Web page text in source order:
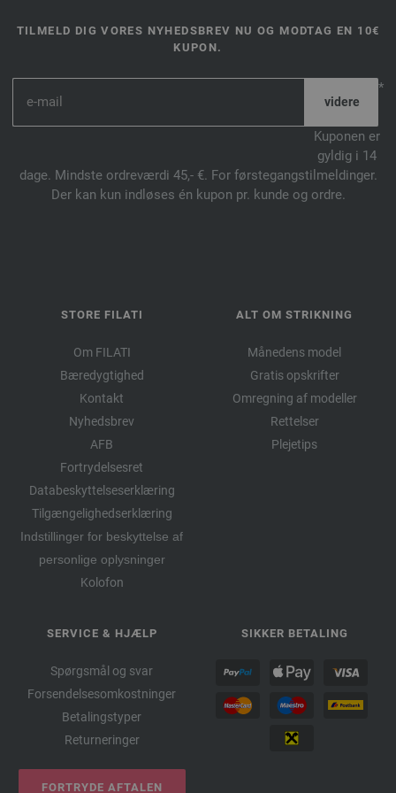
TILMELD DIG VORES NYHEDSBREV NU OG MODTAG EN 10€
KUPON.
*
Kuponen er
gyldig i 14
dage. Mindste ordreværdi 45,- €. For førstegangstilmeldinger.
Der kan kun indløses én kupon pr. kunde og ordre.
STORE FILATI
Om FILATI
Bæredygtighed
Kontakt
Nyhedsbrev
AFB
Fortrydelsesret
Databeskyttelseserklæring
Tilgængelighedserklæring
Indstillinger for beskyttelse af
personlige oplysninger
Kolofon
ALT OM STRIKNING
Månedens model
Gratis opskrifter
Omregning af modeller
Rettelser
Plejetips
SERVICE & HJÆLP
Spørgsmål og svar
Forsendelsesomkostninger
Betalingstyper
Returneringer
FORTRYDE AFTALEN
SIKKER BETALING